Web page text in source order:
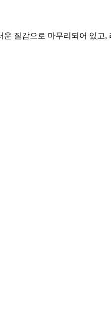
질감으로 마무리되어 있